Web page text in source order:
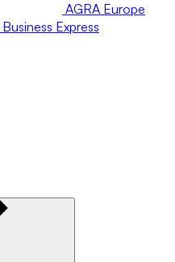
AGRA Europe
Business Express